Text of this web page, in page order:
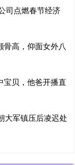
司点燃春节经济
骨高，仰面女外八
宝贝，他爸开播直
大军镇压后凌迟处